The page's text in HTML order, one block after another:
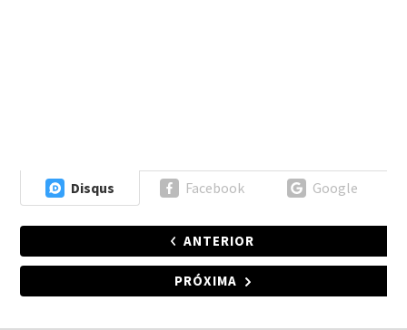
Disqus Facebook Google
ANTERIOR
PRÓXIMA